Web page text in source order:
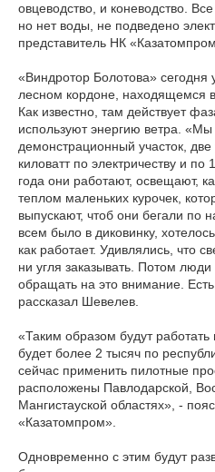
овцеводство, и коневодство.
но нет воды, не подведено
представитель НК
«Виндротор Болотова» сегодня
лесном кордоне, находящемся
Как известно, там действует
используют энергию ветра.
демонстрационный участок,
киловатт по электричеству и по
года они работают, освещают,
теплом маленьких курочек,
выпускают, чтоб они бегали
всем было в диковинку,
как работает. Удивлялись, что
ни угля заказывать. Потом
обращать на это внимание.
рассказал Шевелев.
«Таким образом будут работать
будет более 2 тысяч по
сейчас применить пилотные
расположены Павлодарской,
Мангистауской областях», -
«Казатомпром».
Одновременно с этим будут